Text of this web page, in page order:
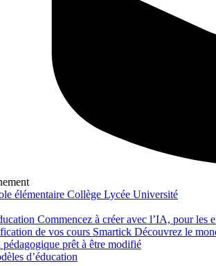
élémentaire Collège Lycée Université
Commencez à créer avec l’IA, pour les
de vos cours Smartick Découvrez le
prêt à être modifié
d’éducation